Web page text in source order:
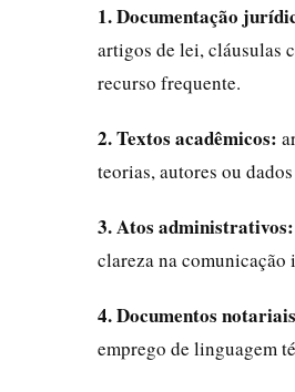
1. Documentação
artigos de lei, cláusulas
recurso frequente.
2. Textos acadêmicos:
teorias, autores ou
3. Atos administrativos:
clareza na comunicação
4. Documentos
emprego de linguagem